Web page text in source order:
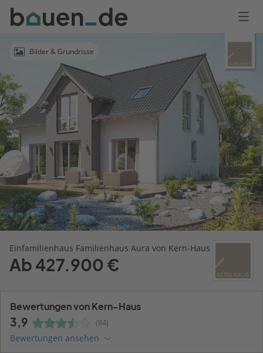
Bauen
Logo
Anmelden
Bilder & Grundrisse
Einfamilienhaus Familienhaus Aura von Kern-Haus
Ab 427.900 €
Bewertungen von Kern-Haus
3,9 (84)
Bewertungen ansehen